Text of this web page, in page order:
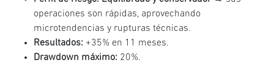
operaciones son rápidas, aprovechando
microtendencias y rupturas técnicas.
Resultados: +35% en 11 meses.
Drawdown máximo: 20%.